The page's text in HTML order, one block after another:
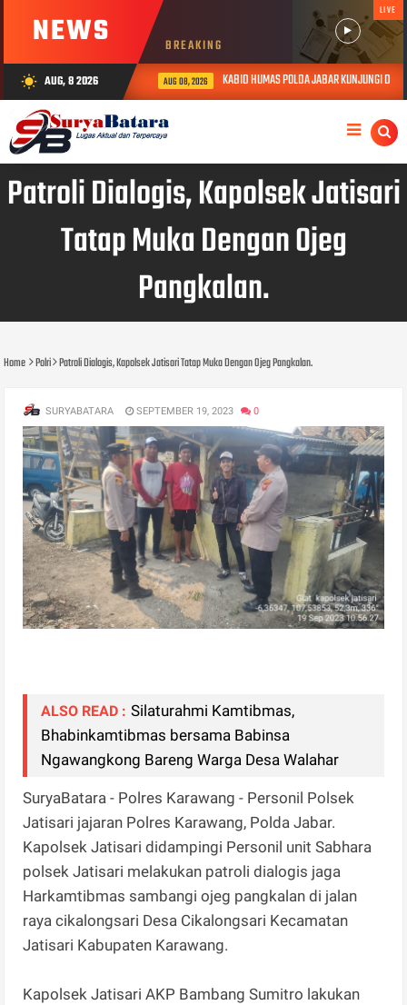
NEWS BREAKING
LIVE
wb_sunny AUG, 8 2026 AUG 08, 2026 KABID HUMAS POLDA JABAR KUNJUNGI DAN
Patroli Dialogis, Kapolsek Jatisari
Tatap Muka Dengan Ojeg
Pangkalan.
Home Polri Patroli Dialogis, Kapolsek Jatisari Tatap Muka Dengan Ojeg Pangkalan.
SURYABATARA SEPTEMBER 19, 2023 0
ALSO READ : Silaturahmi Kamtibmas,
Bhabinkamtibmas bersama Babinsa
Ngawangkong Bareng Warga Desa Walahar
SuryaBatara - Polres Karawang - Personil Polsek
Jatisari jajaran Polres Karawang, Polda Jabar.
Kapolsek Jatisari didampingi Personil unit Sabhara
polsek Jatisari melakukan patroli dialogis jaga
Harkamtibmas sambangi ojeg pangkalan di jalan
raya cikalongsari Desa Cikalongsari Kecamatan
Jatisari Kabupaten Karawang.
Kapolsek Jatisari AKP Bambang Sumitro lakukan